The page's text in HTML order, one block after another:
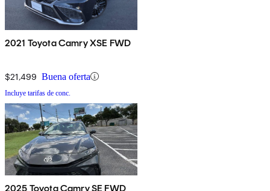
2021 Toyota Camry XSE FWD
$21,499 Buena oferta
Incluye tarifas de conc.
2025 Toyota Camry SE FWD